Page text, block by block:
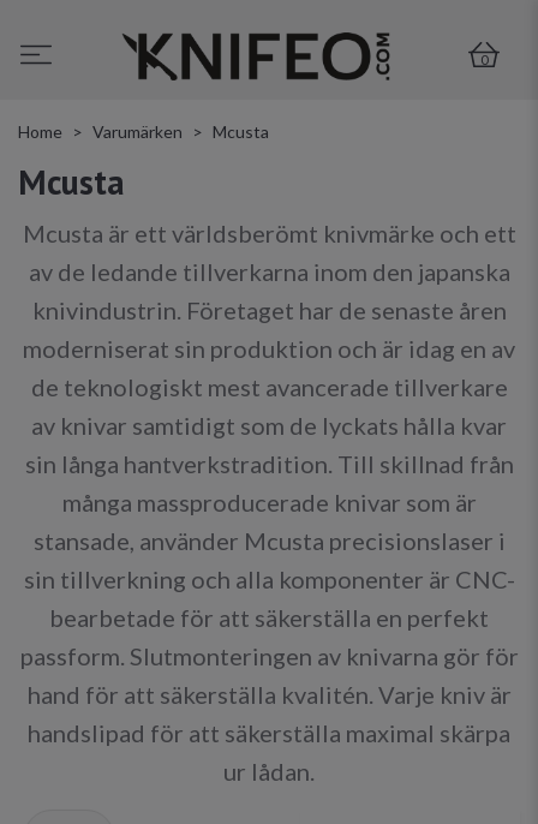
0
Home Varumärken Mcusta
Mcusta
Mcusta är ett världsberömt knivmärke och ett
av de ledande tillverkarna inom den japanska
knivindustrin. Företaget har de senaste åren
moderniserat sin produktion och är idag en av
de teknologiskt mest avancerade tillverkare
av knivar samtidigt som de lyckats hålla kvar
sin långa hantverkstradition. Till skillnad från
många massproducerade knivar som är
stansade, använder Mcusta precisionslaser i
sin tillverkning och alla komponenter är CNC-
bearbetade för att säkerställa en perfekt
passform. Slutmonteringen av knivarna gör för
hand för att säkerställa kvalitén. Varje kniv är
handslipad för att säkerställa maximal skärpa
ur lådan.